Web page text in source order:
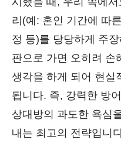
리(예: 혼인 기간에 따
정 등)를 당당하게 주
판으로 가면 오히려 손
생각을 하게 되어 현실
됩니다. 즉, 강력한 방
상대방의 과도한 욕심
내는 최고의 전략입니